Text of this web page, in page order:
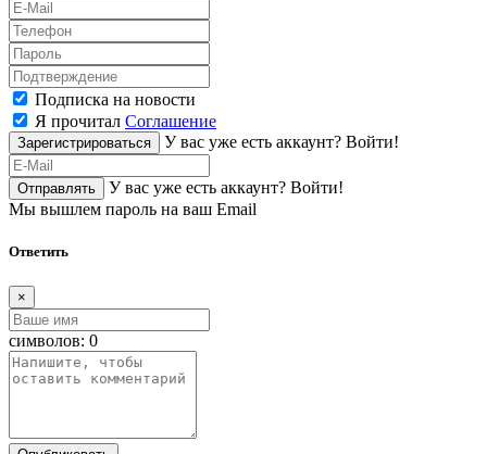
Подписка на новости
Я прочитал Соглашение
Зарегистрироваться У вас уже есть аккаунт? Войти!
Отправлять У вас уже есть аккаунт? Войти!
Мы вышлем пароль на ваш Email
Ответить
×
символов: 0